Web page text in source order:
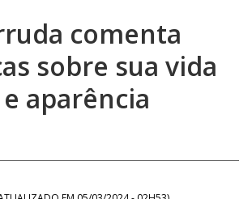
comenta
sobre sua vida
aparência